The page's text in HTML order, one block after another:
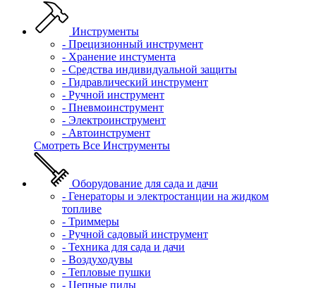
Инструменты
- Прецизионный инструмент
- Хранение инстумента
- Средства индивидуальной защиты
- Гидравлический инструмент
- Ручной инструмент
- Пневмоинструмент
- Электроинструмент
- Автоинструмент
Смотреть Все Инструменты
Оборудование для сада и дачи
- Генераторы и электростанции на жидком
топливе
- Триммеры
- Ручной садовый инструмент
- Техника для сада и дачи
- Воздуходувы
- Тепловые пушки
- Цепные пилы